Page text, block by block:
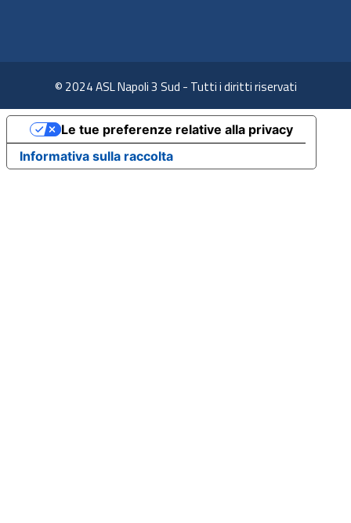
© 2024 ASL Napoli 3 Sud - Tutti i diritti riservati
Informativa sulla raccolta
Le tue preferenze relative alla privacy